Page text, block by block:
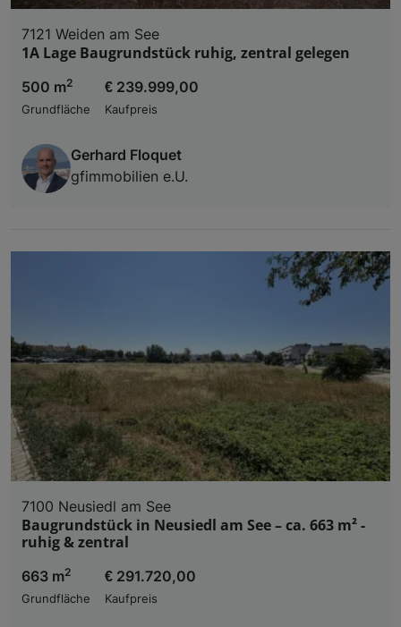
7121 Weiden am See
1A Lage Baugrundstück ruhig, zentral gelegen
500 m2
Grundfläche
€ 239.999,00
Kaufpreis
Gerhard Floquet
gfimmobilien e.U.
7100 Neusiedl am See
Baugrundstück in Neusiedl am See – ca. 663 m² -
ruhig & zentral
663 m2
Grundfläche
€ 291.720,00
Kaufpreis